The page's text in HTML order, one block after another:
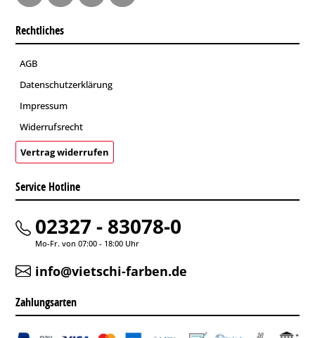
Rechtliches
AGB
Datenschutzerklärung
Impressum
Widerrufsrecht
Vertrag widerrufen
Service Hotline
02327 - 83078-0
Mo-Fr. von 07:00 - 18:00 Uhr
info@vietschi-farben.de
Zahlungsarten